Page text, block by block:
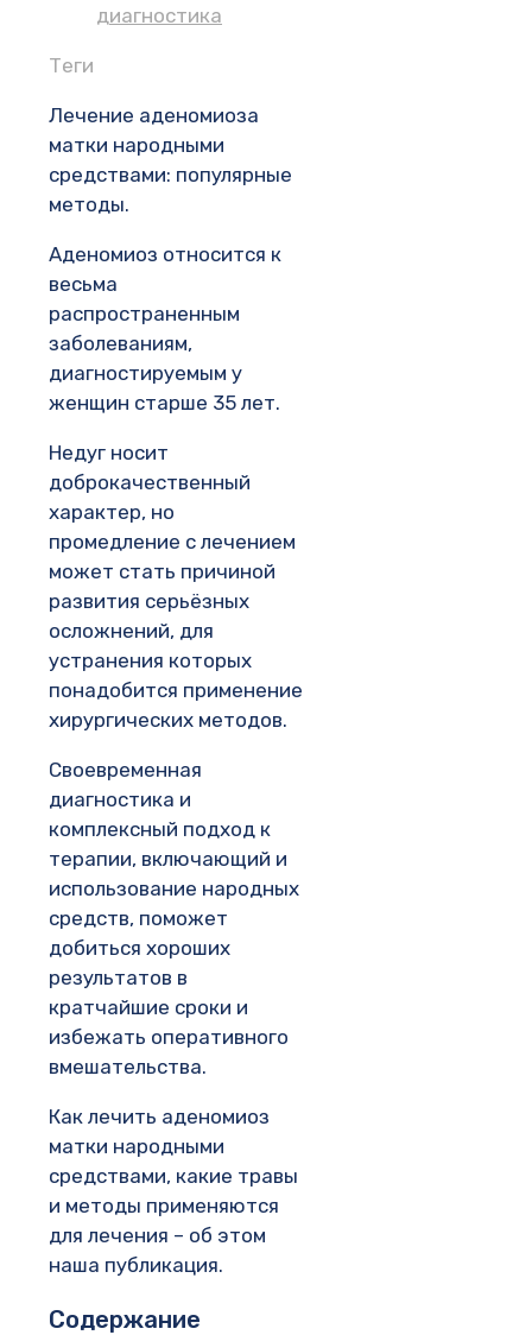
диагностика
Теги
Лечение аденомиоза
матки народными
средствами: популярные
методы.
Аденомиоз относится к
весьма
распространенным
заболеваниям,
диагностируемым у
женщин старше 35 лет.
Недуг носит
доброкачественный
характер, но
промедление с лечением
может стать причиной
развития серьёзных
осложнений, для
устранения которых
понадобится применение
хирургических методов.
Своевременная
диагностика и
комплексный подход к
терапии, включающий и
использование народных
средств, поможет
добиться хороших
результатов в
кратчайшие сроки и
избежать оперативного
вмешательства.
Как лечить аденомиоз
матки народными
средствами, какие травы
и методы применяются
для лечения – об этом
наша публикация.
Содержание